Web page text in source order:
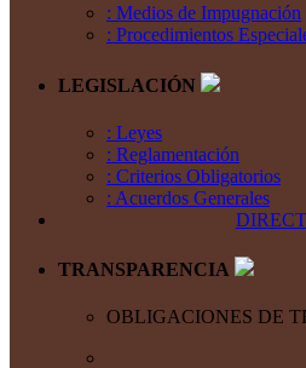
: Medios de Impugnación
: Procedimientos
LEGISLACIÓN
: Leyes
: Reglamentación
: Criterios Obligatorios
: Acuerdos Generales
TRANSPARENCIA
OBLIGACIONES DE